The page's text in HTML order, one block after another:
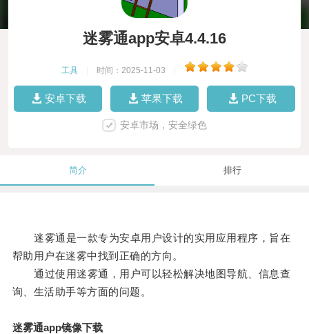
迷雾通app安卓4.4.16
工具 时间：2025-11-03
安卓下载 苹果下载 PC下载
安卓市场，安全绿色
简介 排行
迷雾通是一款专为安卓用户设计的实用应用程序，旨在
帮助用户在迷雾中找到正确的方向。
通过使用迷雾通，用户可以轻松解决地图导航、信息查
询、生活助手等方面的问题。
迷雾通app镜像下载